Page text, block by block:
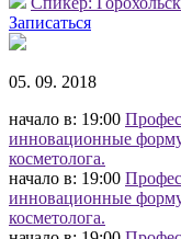
Записаться
05. 09. 2018
начало в: 19:00
инновационные
косметолога.
начало в: 19:00
инновационные
косметолога.